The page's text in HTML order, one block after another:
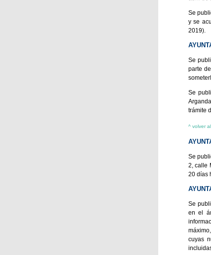
Se
y se
2019).
Se
parte
Se
trámite
^ volver
Se
2, calle
20 días
Se
en el
cuyas